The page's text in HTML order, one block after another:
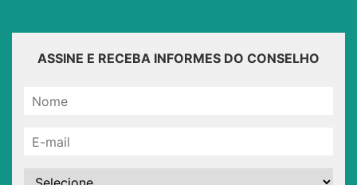
ASSINE E RECEBA INFORMES DO CONSELHO